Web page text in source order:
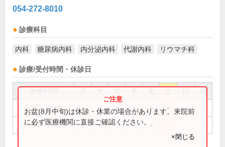
054-272-8010
診療科目
内科 糖尿病内科 内分泌内科 代謝内科 リウマチ科
診療/受付時間・休診日
祝
8:30～12:00 ● ● ● ● ●
14:30～18:00 ● ● ●
お盆(8月中旬)は休診・休業の場合があります。来院前
に必ず医療機関に直接ご確認ください。
×閉じる